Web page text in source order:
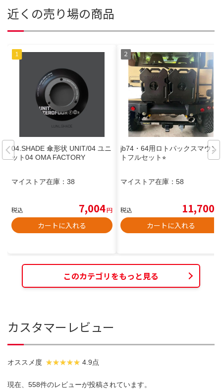
近くの売り場の商品
04.SHADE 傘形状 UNIT/04 ユニ
ット04 OMA FACTORY
マイストア在庫： 38
税込 7,004円
カートに入れる
jb74・64用ロトパックスマウン
トフルセット⭐︎
マイストア在庫： 58
税込 11,700
カートに入れる
このカテゴリをもっと見る
カスタマーレビュー
オススメ度 4.9点
現在、558件のレビューが投稿されています。